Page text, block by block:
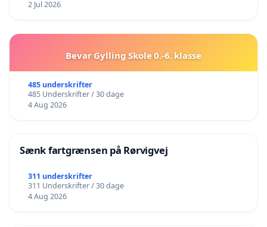
2 Jul 2026
Bevar Gylling Skole 0.-6. klasse
485 underskrifter
485 Underskrifter / 30 dage
4 Aug 2026
Sænk fartgrænsen på Rørvigvej
311 underskrifter
311 Underskrifter / 30 dage
4 Aug 2026